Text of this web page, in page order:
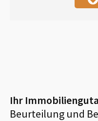
Ihr
Beurteilung und